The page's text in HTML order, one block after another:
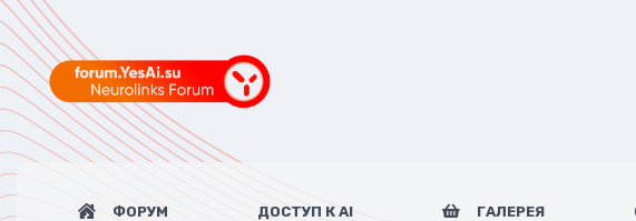
ФОРУМ ДОСТУП К AI ГАЛЕРЕЯ